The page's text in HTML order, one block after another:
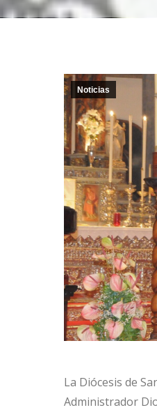
Noticias
La Diócesis de
Administrador